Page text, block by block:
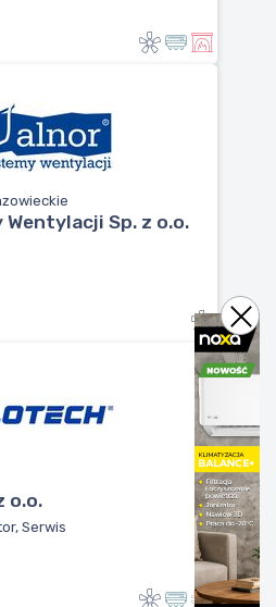
Sp. z o.o.
o.o.
Serwis